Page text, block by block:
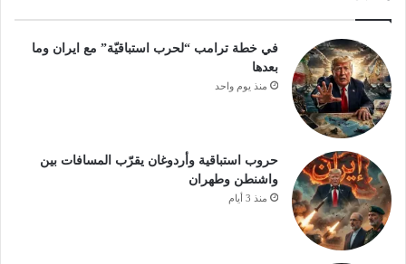
في خطة ترامب “لحرب استباقيّة” مع ايران وما
بعدها
منذ يوم واحد
حروب استباقية وأردوغان يقرّب المسافات بين
واشنطن وطهران
منذ 3 أيام